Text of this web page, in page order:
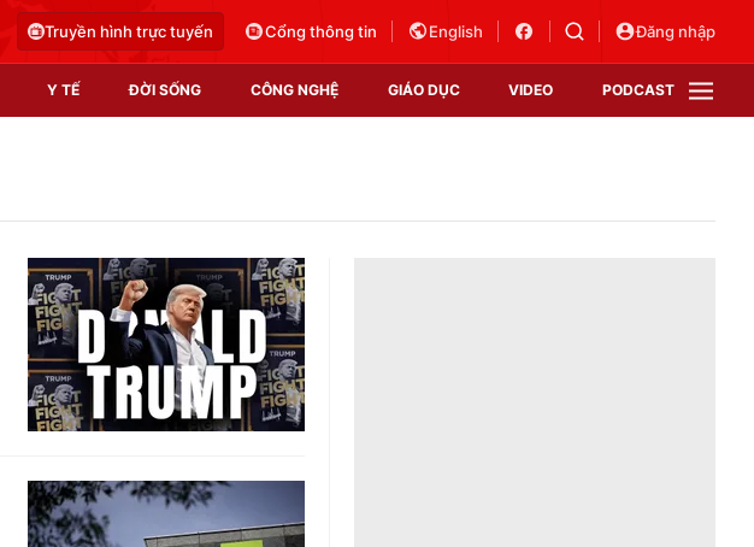
Truyền hình trực tuyến Cổng thông tin English Đăng nhập
Y TẾ ĐỜI SỐNG CÔNG NGHỆ GIÁO DỤC VIDEO PODCAST
Video
Shorts video
Podcast
EMagazine
Photo
Infographic
VTV Sức khoẻ